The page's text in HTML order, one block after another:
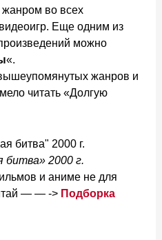
жанром во всех
Еще одним из
можно
«.
жанров и
читать «Долгую
битва» 2000 г.
и аниме не для
— — -> Подборка